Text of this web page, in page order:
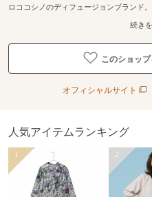
ロココシノのディフュージョンブランド。
続き
このショッ
オフィシャルサイト
人気アイテムランキング
1 2